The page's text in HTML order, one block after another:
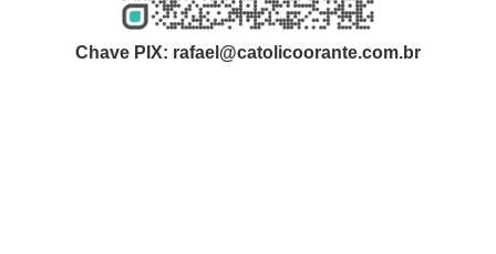
Chave PIX: rafael@catolicoorante.com.br